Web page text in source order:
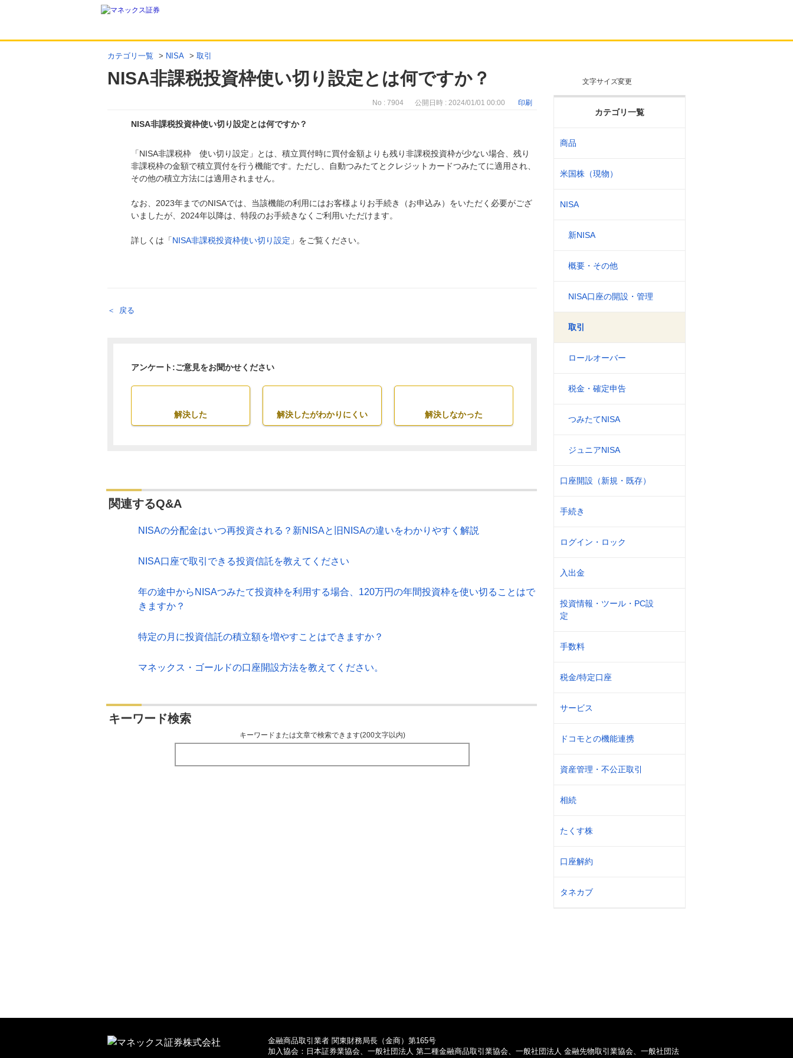
カテゴリ一覧 > NISA > 取引
NISA非課税投資枠使い切り設定とは何ですか？ 文字サイズ変更
カテゴリ一覧
商品
米国株（現物）
NISA
新NISA
概要・その他
NISA口座の開設・管理
取引
ロールオーバー
税金・確定申告
つみたてNISA
ジュニアNISA
口座開設（新規・既存）
手続き
ログイン・ロック
入出金
投資情報・ツール・PC設
定
手数料
税金/特定口座
サービス
ドコモとの機能連携
資産管理・不公正取引
相続
たくす株
口座解約
タネカブ
No : 7904 公開日時 : 2024/01/01 00:00 印刷
NISA非課税投資枠使い切り設定とは何ですか？
回答
「NISA非課税枠 使い切り設定」とは、積立買付時に買付金額よりも残り非課税投資枠が少ない場合、残り
非課税枠の金額で積立買付を行う機能です。ただし、自動つみたてとクレジットカードつみたてに適用され、
その他の積立方法には適用されません。
なお、2023年までのNISAでは、当該機能の利用にはお客様よりお手続き（お申込み）をいただく必要がござ
いましたが、2024年以降は、特段のお手続きなくご利用いただけます。
詳しくは「NISA非課税投資枠使い切り設定 」をご覧ください。
戻る
アンケート:ご意見をお聞かせください
解決した 解決したがわかりにくい 解決しなかった
関連するQ&A
NISAの分配金はいつ再投資される？新NISAと旧NISAの違いをわかりやすく解説
NISA口座で取引できる投資信託を教えてください
年の途中からNISAつみたて投資枠を利用する場合、120万円の年間投資枠を使い切ることはで
きますか？
特定の月に投資信託の積立額を増やすことはできますか？
マネックス・ゴールドの口座開設方法を教えてください。
キーワード検索
キーワードまたは文章で検索できます(200文字以内)
金融商品取引業者 関東財務局長（金商）第165号
加入協会：日本証券業協会、一般社団法人 第二種金融商品取引業協会、一般社団法人 金融先物取引業協会、一般社団法